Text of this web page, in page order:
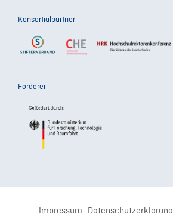
Konsortialpartner
Förderer